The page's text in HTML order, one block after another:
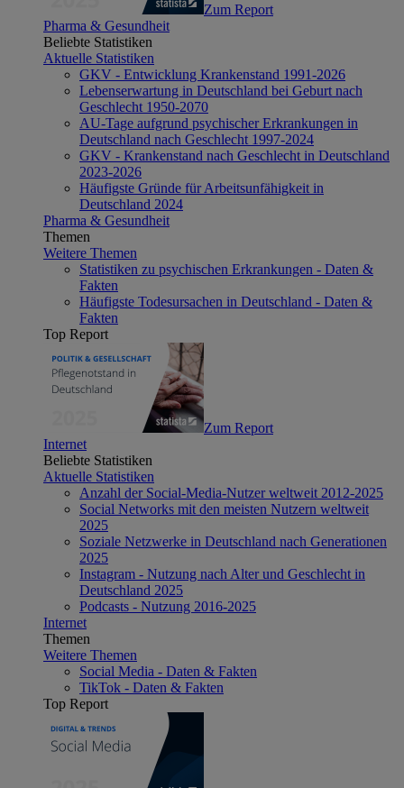
Zum Report
Pharma & Gesundheit
Beliebte Statistiken
Aktuelle Statistiken
GKV - Entwicklung Krankenstand 1991-2026
Lebenserwartung in Deutschland bei Geburt nach
Geschlecht 1950-2070
AU-Tage aufgrund psychischer Erkrankungen in
Deutschland nach Geschlecht 1997-2024
GKV - Krankenstand nach Geschlecht in Deutschland
2023-2026
Häufigste Gründe für Arbeitsunfähigkeit in
Deutschland 2024
Pharma & Gesundheit
Themen
Weitere Themen
Statistiken zu psychischen Erkrankungen - Daten &
Fakten
Häufigste Todesursachen in Deutschland - Daten &
Fakten
Top Report
Zum Report
Internet
Beliebte Statistiken
Aktuelle Statistiken
Anzahl der Social-Media-Nutzer weltweit 2012-2025
Social Networks mit den meisten Nutzern weltweit
2025
Soziale Netzwerke in Deutschland nach Generationen
2025
Instagram - Nutzung nach Alter und Geschlecht in
Deutschland 2025
Podcasts - Nutzung 2016-2025
Internet
Themen
Weitere Themen
Social Media - Daten & Fakten
TikTok - Daten & Fakten
Top Report